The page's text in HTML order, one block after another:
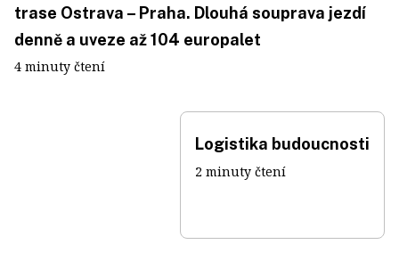
trase Ostrava – Praha. Dlouhá souprava jezdí
denně a uveze až 104 europalet
4 minuty čtení
Logistika budoucnosti
2 minuty čtení